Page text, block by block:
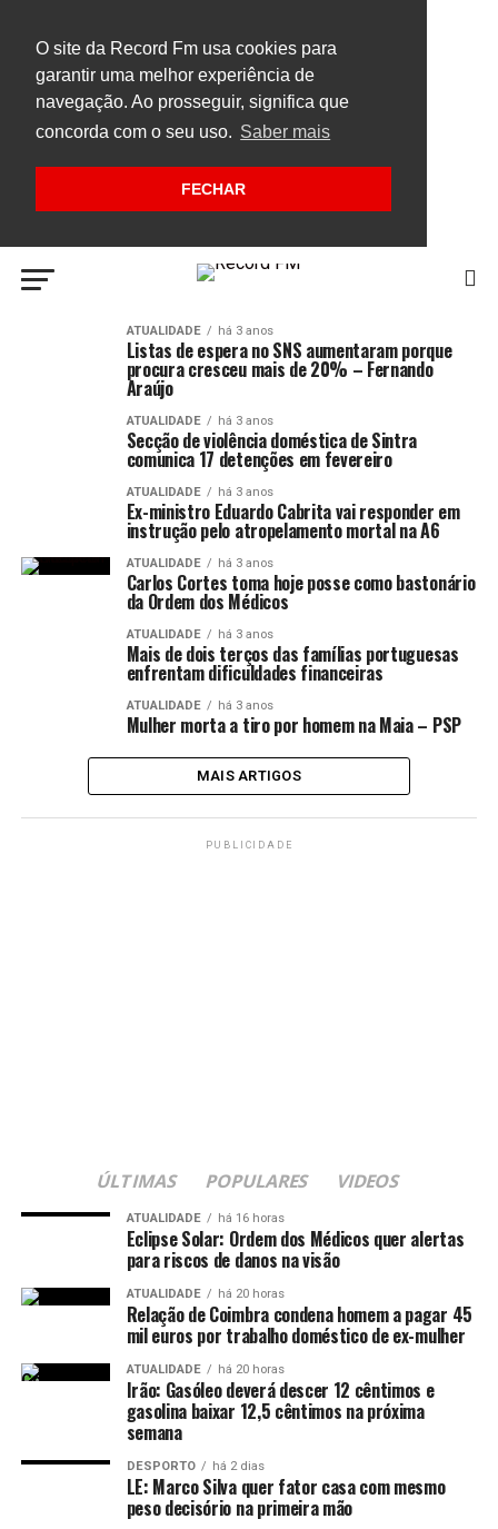
O site da Record Fm usa cookies para
garantir uma melhor experiência de
navegação. Ao prosseguir, significa que
concorda com o seu uso. Saber mais
FECHAR
ATUALIDADE há 3 anos
Listas de espera no SNS aumentaram porque
procura cresceu mais de 20% – Fernando
Araújo
ATUALIDADE há 3 anos
Secção de violência doméstica de Sintra
comunica 17 detenções em fevereiro
ATUALIDADE há 3 anos
Ex-ministro Eduardo Cabrita vai responder em
instrução pelo atropelamento mortal na A6
ATUALIDADE há 3 anos
Carlos Cortes toma hoje posse como bastonário
da Ordem dos Médicos
ATUALIDADE há 3 anos
Mais de dois terços das famílias portuguesas
enfrentam dificuldades financeiras
ATUALIDADE há 3 anos
Mulher morta a tiro por homem na Maia – PSP
MAIS ARTIGOS
PUBLICIDADE
ÚLTIMAS POPULARES VIDEOS
ATUALIDADE há 16 horas
Eclipse Solar: Ordem dos Médicos quer alertas
para riscos de danos na visão
ATUALIDADE há 20 horas
Relação de Coimbra condena homem a pagar 45
mil euros por trabalho doméstico de ex-mulher
ATUALIDADE há 20 horas
Irão: Gasóleo deverá descer 12 cêntimos e
gasolina baixar 12,5 cêntimos na próxima
semana
DESPORTO há 2 dias
LE: Marco Silva quer fator casa com mesmo
peso decisório na primeira mão